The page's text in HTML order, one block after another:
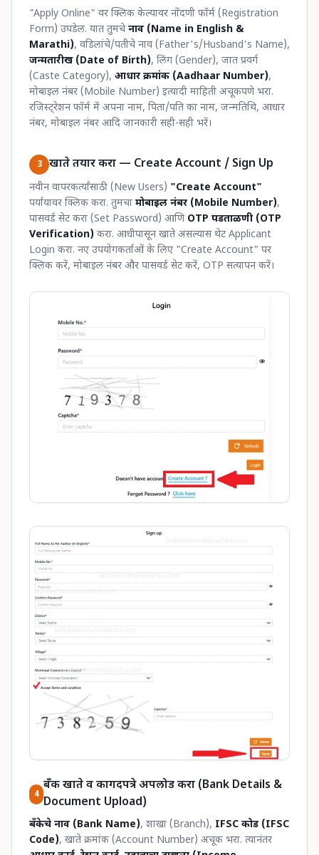
"Apply Online" वर क्लिक केल्यावर नोंदणी फॉर्म (Registration
Form) उघडेल. यात तुमचे नाव (Name in English &
Marathi), वडिलांचे/पतीचे नाव (Father's/Husband's Name),
जन्मतारीख (Date of Birth), लिंग (Gender), जात प्रवर्ग
(Caste Category), आधार क्रमांक (Aadhaar Number),
मोबाइल नंबर (Mobile Number) इत्यादी माहिती अचूकपणे भरा.
रजिस्ट्रेशन फॉर्म में अपना नाम, पिता/पति का नाम, जन्मतिथि, आधार
नंबर, मोबाइल नंबर आदि जानकारी सही-सही भरें।
3 खाते तयार करा — Create Account / Sign Up
नवीन वापरकर्त्यांसाठी (New Users) "Create Account"
पर्यायावर क्लिक करा. तुमचा मोबाइल नंबर (Mobile Number),
पासवर्ड सेट करा (Set Password) आणि OTP पडताळणी (OTP
Verification) करा. आधीपासून खाते असल्यास थेट Applicant
Login करा. नए उपयोगकर्ताओं के लिए "Create Account" पर
क्लिक करें, मोबाइल नंबर और पासवर्ड सेट करें, OTP सत्यापन करें।
4
बँक खाते व कागदपत्रे अपलोड करा (Bank Details &
Document Upload)
बँकेचे नाव (Bank Name), शाखा (Branch), IFSC कोड (IFSC
Code), खाते क्रमांक (Account Number) अचूक भरा. त्यानंतर